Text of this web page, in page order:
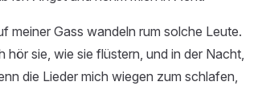
meiner Gass wandeln rum solche Leute.
hör sie, wie sie flüstern, und in der Nacht,
die Lieder mich wiegen zum schlafen,